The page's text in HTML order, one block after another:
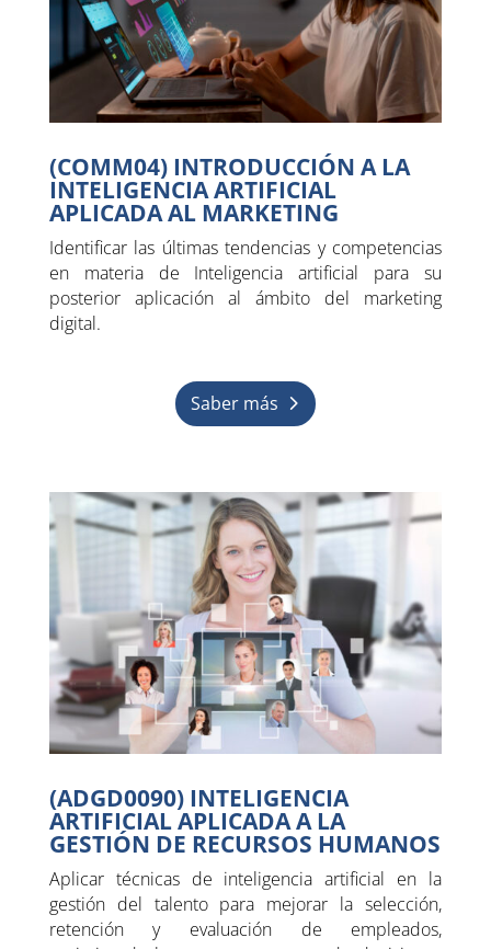
(COMM04) INTRODUCCIÓN A LA
INTELIGENCIA ARTIFICIAL
APLICADA AL MARKETING
Identificar las últimas tendencias y competencias
en materia de Inteligencia artificial para su
posterior aplicación al ámbito del marketing
digital.
Saber más
(ADGD0090) INTELIGENCIA
ARTIFICIAL APLICADA A LA
GESTIÓN DE RECURSOS HUMANOS
Aplicar técnicas de inteligencia artificial en la
gestión del talento para mejorar la selección,
retención y evaluación de empleados,